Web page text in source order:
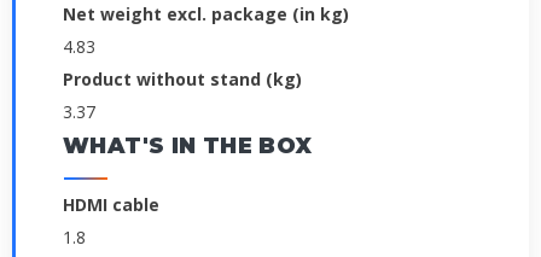
Net weight excl. package (in kg)
4.83
Product without stand (kg)
3.37
WHAT'S IN THE BOX
HDMI cable
1.8